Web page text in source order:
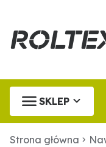
SKLEP
Strona główna